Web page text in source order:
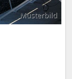
Musterbild